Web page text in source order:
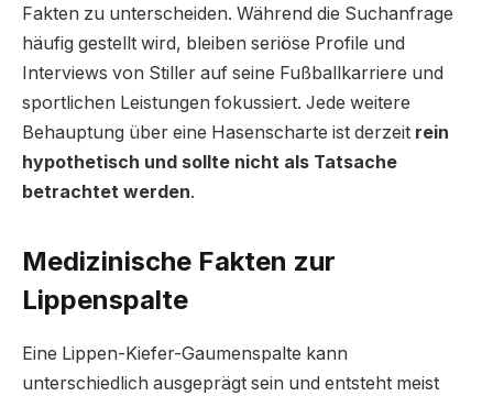
Fakten zu unterscheiden. Während die Suchanfrage
häufig gestellt wird, bleiben seriöse Profile und
Interviews von Stiller auf seine Fußballkarriere und
sportlichen Leistungen fokussiert. Jede weitere
Behauptung über eine Hasenscharte ist derzeit rein
hypothetisch und sollte nicht als Tatsache
betrachtet werden.
Medizinische Fakten zur
Lippenspalte
Eine Lippen-Kiefer-Gaumenspalte kann
unterschiedlich ausgeprägt sein und entsteht meist